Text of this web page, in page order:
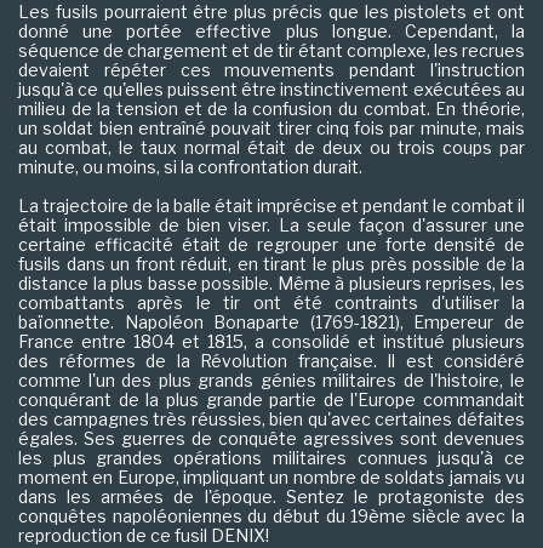
Les fusils pourraient être plus précis que les pistolets et ont
donné une portée effective plus longue. Cependant, la
séquence de chargement et de tir étant complexe, les recrues
devaient répéter ces mouvements pendant l'instruction
jusqu'à ce qu'elles puissent être instinctivement exécutées au
milieu de la tension et de la confusion du combat. En théorie,
un soldat bien entraîné pouvait tirer cinq fois par minute, mais
au combat, le taux normal était de deux ou trois coups par
minute, ou moins, si la confrontation durait.
La trajectoire de la balle était imprécise et pendant le combat il
était impossible de bien viser. La seule façon d'assurer une
certaine efficacité était de regrouper une forte densité de
fusils dans un front réduit, en tirant le plus près possible de la
distance la plus basse possible. Même à plusieurs reprises, les
combattants après le tir ont été contraints d'utiliser la
baïonnette. Napoléon Bonaparte (1769-1821), Empereur de
France entre 1804 et 1815, a consolidé et institué plusieurs
des réformes de la Révolution française. Il est considéré
comme l'un des plus grands génies militaires de l'histoire, le
conquérant de la plus grande partie de l'Europe commandait
des campagnes très réussies, bien qu'avec certaines défaites
égales. Ses guerres de conquête agressives sont devenues
les plus grandes opérations militaires connues jusqu'à ce
moment en Europe, impliquant un nombre de soldats jamais vu
dans les armées de l'époque. Sentez le protagoniste des
conquêtes napoléoniennes du début du 19ème siècle avec la
reproduction de ce fusil DENIX!